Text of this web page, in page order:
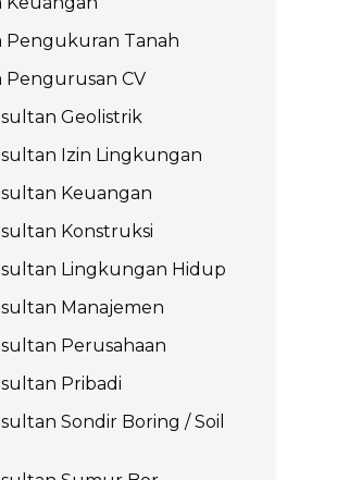
Pengukuran Tanah
Pengurusan CV
Geolistrik
Izin Lingkungan
Keuangan
Konstruksi
Lingkungan Hidup
Manajemen
Perusahaan
Pribadi
Sondir Boring / Soil